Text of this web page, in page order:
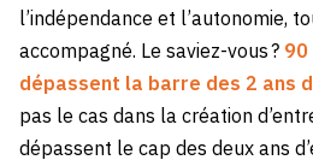
l’indépendance et l’autonomie,
accompagné. Le saviez-vous ?
dépassent la barre des 2 ans
pas le cas dans la création
dépassent le cap des deux ans